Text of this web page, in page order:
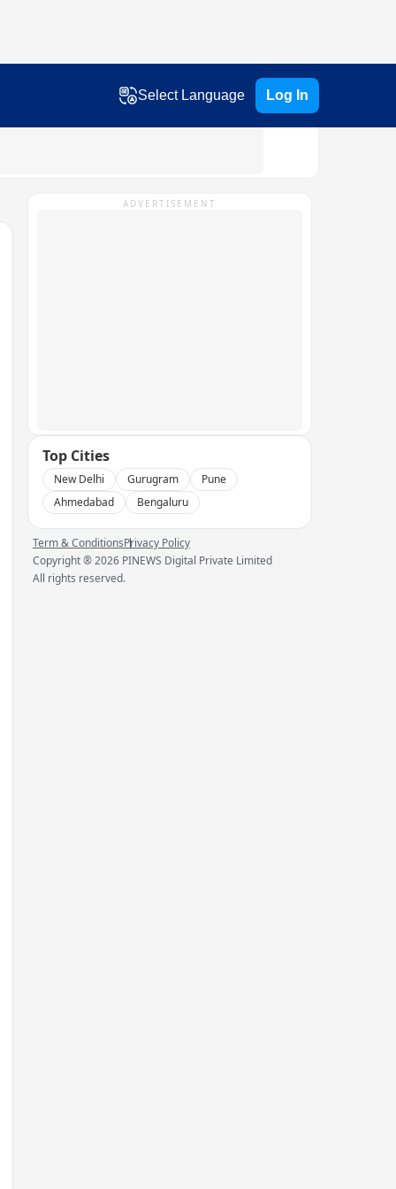
Select Language Log In
ADVERTISEMENT
Top Cities
New Delhi Gurugram
Pune
Ahmedabad
Bengaluru
Term & ConditionsPrivacy Policy
Copyright ®2026 PINEWS Digital Private Limited
All rights reserved.